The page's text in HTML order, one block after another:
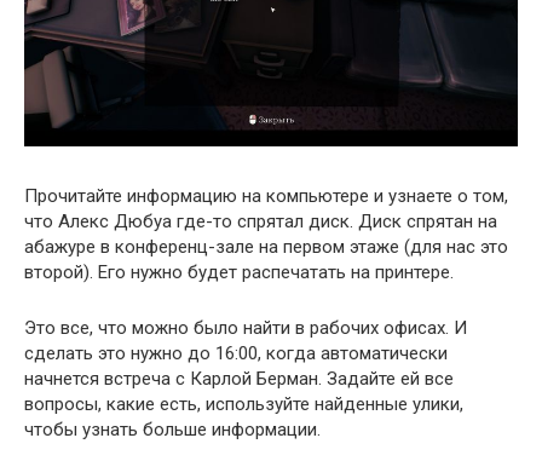
Прочитайте информацию на компьютере и узнаете о том,
что Алекс Дюбуа где-то спрятал диск. Диск спрятан на
абажуре в конференц-зале на первом этаже (для нас это
второй). Его нужно будет распечатать на принтере.
Это все, что можно было найти в рабочих офисах. И
сделать это нужно до 16:00, когда автоматически
начнется встреча с Карлой Берман. Задайте ей все
вопросы, какие есть, используйте найденные улики,
чтобы узнать больше информации.